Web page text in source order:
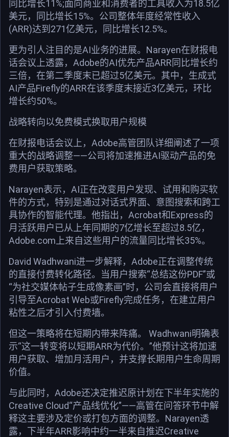
同比增长11%;面向商业和消费者的工具收入为18.5亿
美元，同比增长15%。公司整体年度经常性收入
(ARR)达到271亿美元，同比增长12.5%。
更为引人注目的是AI业务的进展。Narayen在财报电
话会议上透露，Adobe的AI优先产品ARR同比增长约
三倍，在第二季度末已超过5亿美元。其中，生成式
AI产品Firefly的ARR在该季度末接近3亿美元，环比
增长约50%。
战略转向以免费模式换取用户规模
在财报电话会议上，Adobe高管团队详细阐述了一项
重大的战略调整——公司将加速推进AI驱动产品的免
费用户获取策略。
Narayen表示，AI正在改变用户发现、试用和购买软
件的方式，特别是通过对话式界面、意图搜索和跨工
具协作的智能代理。他指出，Acrobat和Express的
月活跃用户已从上年同期的7亿增长至超过8.5亿，
Adobe.com上来自这些用户的流量同比增长35%。
David Wadhwani进一步解释，Adobe正在调整传统
的直接付费转化路径。当用户搜索“总结这份PDF”或
“为社交媒体帖子生成像素画”时，公司会直接将用户
引导至Acrobat Web或Firefly完成任务，在建立用户
粘性之后才引入付费墙。
但这一策略将在短期内带来阵痛。 Wadhwani明确表
示“这一转变将以短期ARR为代价。”他预计这将加速
用户获取、增加月活用户，并支撑长期用户生命周期
价值。
与此同时，Adobe还决定推迟原计划在下半年实施的
Creative Cloud“产品线优化”——高管在问答环节中解
释这主要涉及定价或打包方面的调整。Narayen透
露，下半年ARR影响中约一半来自推迟Creative